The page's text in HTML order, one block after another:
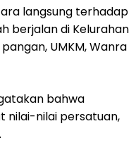
langsung terhadap
berjalan di Kelurahan
UMKM, Wanra
bahwa
nilai-nilai persatuan,